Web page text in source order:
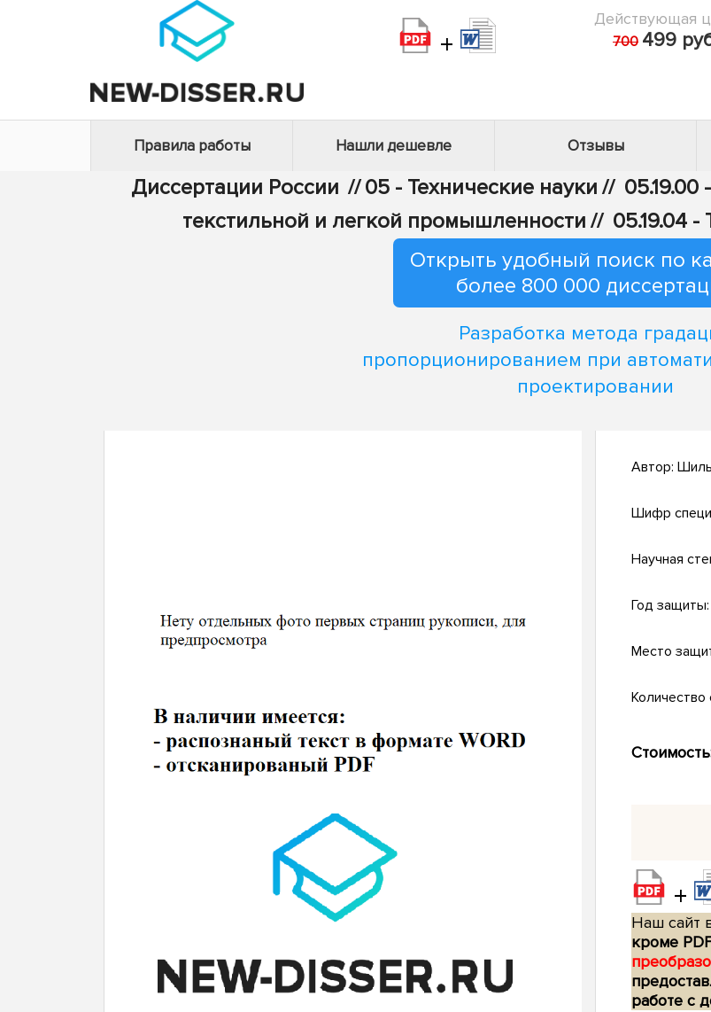
+
Действующая
700 499
Правила работы Нашли дешевле Отзывы
Диссертации России // 05 - Технические науки //
текстильной и легкой промышленности // 05.19.04
Открыть удобный поиск по
более 800 000
Разработка метода
пропорционированием при
проектировании
Автор:
Шифр
Научная
Год защиты:
Место
Количество
+
Наш сайт
кроме
работе с